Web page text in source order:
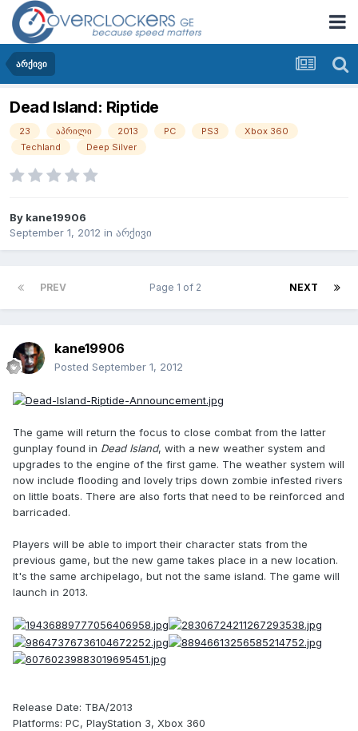
არქივი
Dead Island: Riptide
23 აპრილი 2013 PC PS3
Xbox 360
Techland
Deep Silver
By kane19906
September 1, 2012 in არქივი
PREV NEXT
Page 1 of 2
kane19906
Posted September 1, 2012
The game will return the focus to close combat from the latter
gunplay found in Dead Island, with a new weather system and
upgrades to the engine of the first game. The weather system will
now include flooding and lovely trips down zombie infested rivers
on little boats. There are also forts that need to be reinforced and
barricaded.
Players will be able to import their character stats from the
previous game, but the new game takes place in a new location.
It's the same archipelago, but not the same island. The game will
launch in 2013.
Release Date: TBA/2013
Platforms: PC, PlayStation 3, Xbox 360